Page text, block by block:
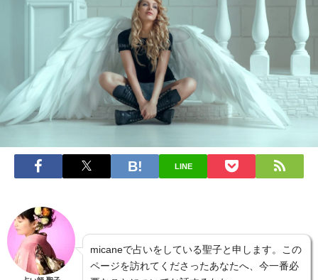
LINE
micaneで占いをしている聖子と申します。この
ページを訪れてくださったあなたへ、今一番必